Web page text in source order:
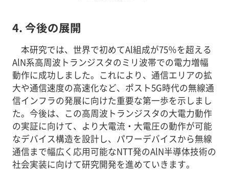
4. 今後の展開
本研究では、世界で初めてAl組成が75％を超える
AlN系高周波トランジスタのミリ波帯での電力増幅
動作に成功しました。これにより、通信エリアの拡
大や通信速度の高速化など、ポスト5G時代の無線通
信インフラの発展に向けた重要な第一歩を示しまし
た。今後は、この高周波トランジスタの大電力動作
の実証に向けて、より大電流・大電圧の動作が可能
なデバイス構造を設計し、パワーデバイスから無線
通信まで幅広く応用可能なNTT発のAlN半導体技術の
社会実装に向けて研究開発を進めていきます。